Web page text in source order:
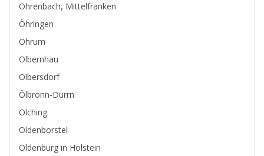
Ohrenbach, Mittelfranken
Öhringen
Ohrum
Olbernhau
Olbersdorf
Ölbronn-Dürrn
Olching
Oldenborstel
Oldenburg in Holstein